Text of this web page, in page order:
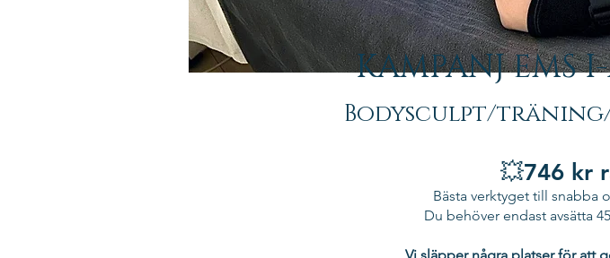
KAMPANJ
Bodysculpt/
💥746 kr
Bästa verktyget till snabba
Du behöver endast avsätta